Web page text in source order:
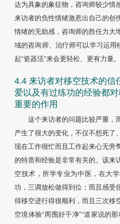
达为具象的象征物，咨询师较少情
来访者的负性情绪激惹出自己的创
情绪的无助感，咨询师的胜任力大
域的咨询师、治疗师可以学习运用
起“瓷器活”来会更轻松、更有力量。
4.4 来访者对移空技术的信
爱以及有过练功的经验都
重要的作用
这个来访者的问题比较严重，
产生了很大的变化，不仅不想死了
现在工作很忙而且工作起来心无旁
的特质和经验是非常有关的。该来
空技术，所学专业为中医，在大
功，三调放松做得到位；而且感受
得移空进行得很顺利，而且三次移
空境体验“周围好干净”“道家说的